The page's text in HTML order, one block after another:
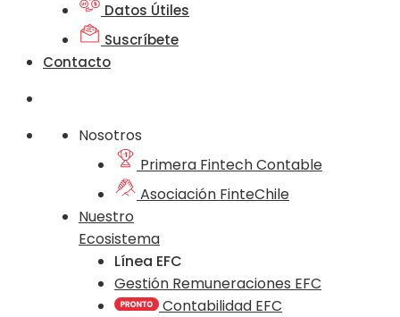
Datos Útiles
Suscríbete
Contacto
Nosotros
Primera Fintech Contable
Asociación FinteChile
Nuestro
Ecosistema
Línea EFC
Gestión Remuneraciones EFC
Contabilidad EFC